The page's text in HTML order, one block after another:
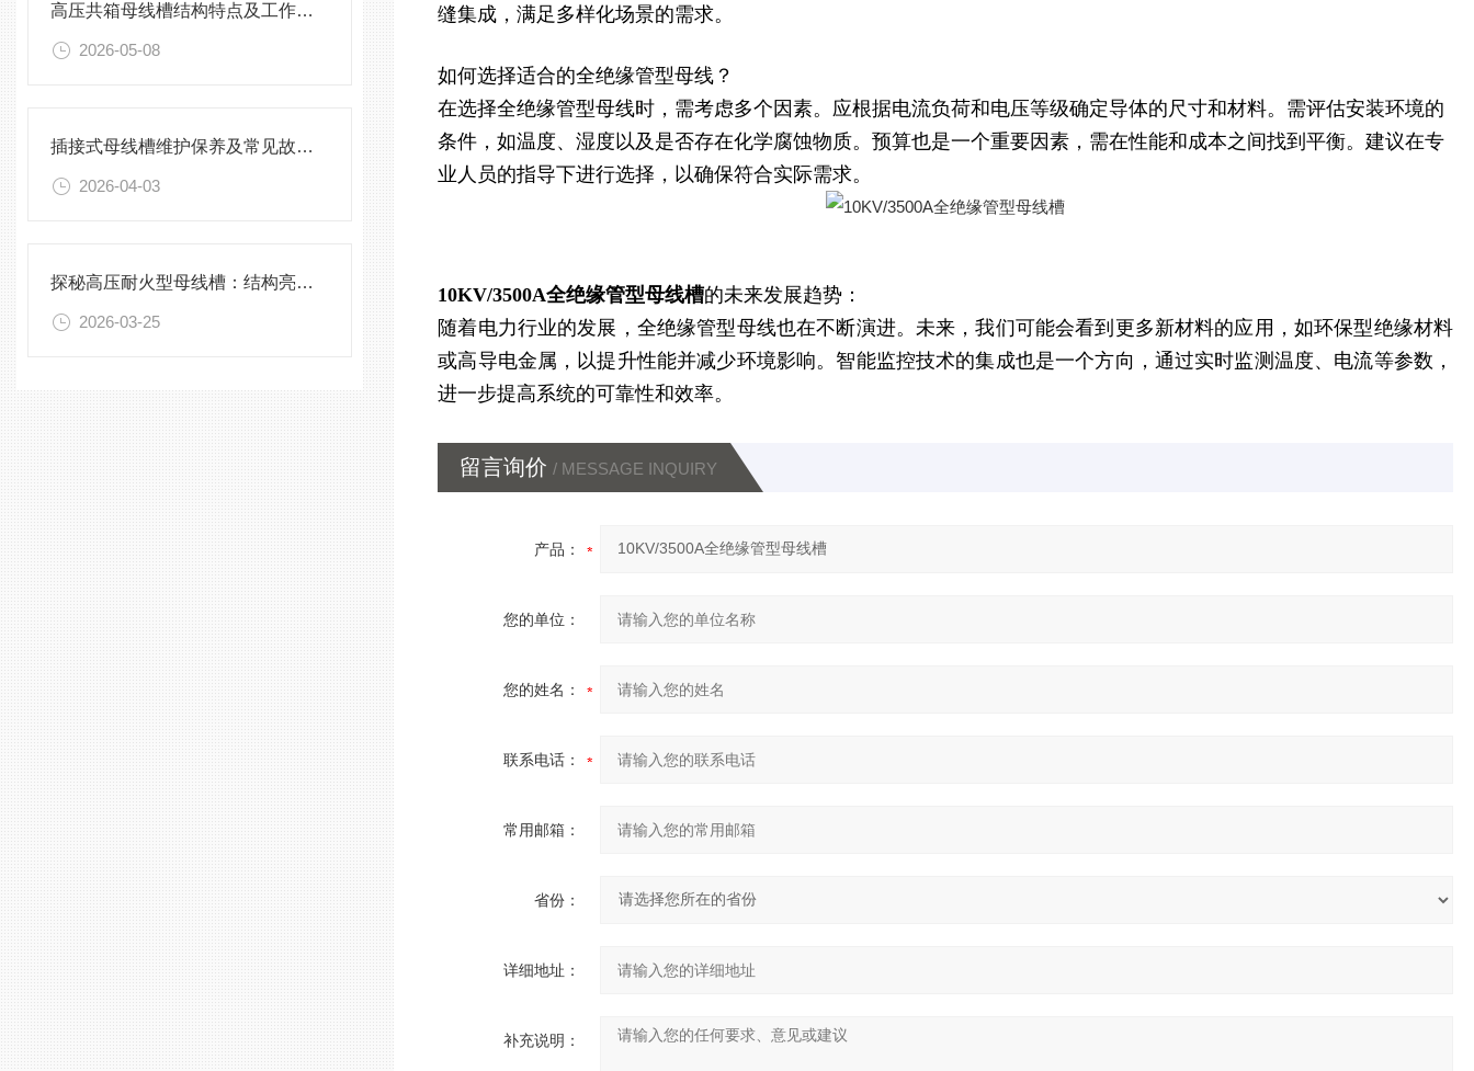
高压共箱母线槽结构特点及工作原理
2026-05-08
插接式母线槽维护保养及常见故障处理指南
2026-04-03
探秘高压耐火型母线槽：结构亮点与实用效能
2026-03-25
缝集成，满足多样化场景的需求。
如何选择适合的全绝缘管型母线？
在选择全绝缘管型母线时，需考虑多个因素。应根据电流负荷和电压等级确定导体的尺寸和材料。需评估安装环境的
条件，如温度、湿度以及是否存在化学腐蚀物质。预算也是一个重要因素，需在性能和成本之间找到平衡。建议在专
业人员的指导下进行选择，以确保符合实际需求。
10KV/3500A全绝缘管型母线槽的未来发展趋势：
随着电力行业的发展，全绝缘管型母线也在不断演进。未来，我们可能会看到更多新材料的应用，如环保型绝缘材料
或高导电金属，以提升性能并减少环境影响。智能监控技术的集成也是一个方向， 通过实时监测温度、电流等参数，
进一步提高系统的可靠性和效率。
留言询价 / MESSAGE INQUIRY
产品：
您的单位：
您的姓名：
联系电话：
常用邮箱：
省份：
详细地址：
补充说明：